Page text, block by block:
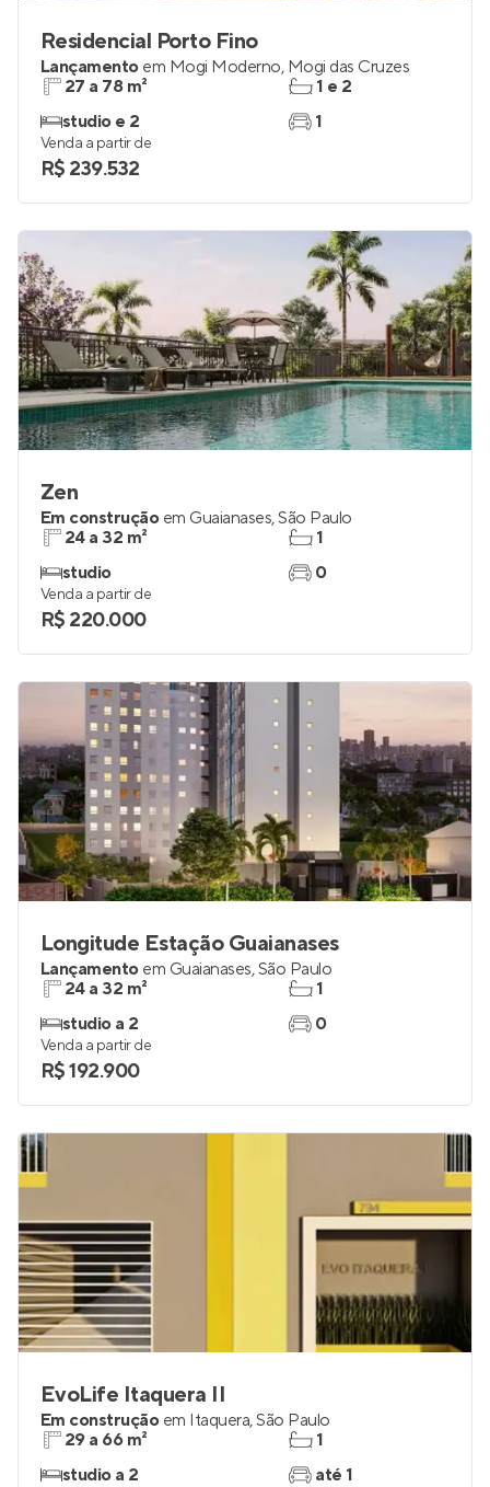
Residencial Porto Fino
Lançamento em Mogi Moderno, Mogi das Cruzes
27 a 78 m²
studio e 2
1 e 2
1
Venda a partir de
R$ 239.532
Zen
Em construção em Guaianases,São Paulo
24 a 32 m²
studio
1
0
Venda a partir de
R$ 220.000
Longitude Estação Guaianases
Lançamento em Guaianases,São Paulo
24 a 32 m²
studio a 2
1
0
Venda a partir de
R$ 192.900
EvoLife Itaquera II
Em construção em Itaquera,São Paulo
29 a 66 m²
studio a 2
1
até 1